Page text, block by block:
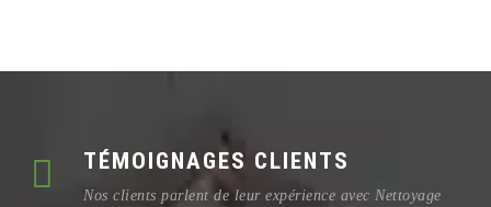
TÉMOIGNAGES CLIENTS
Nos clients parlent de leur expérience avec Nettoyage